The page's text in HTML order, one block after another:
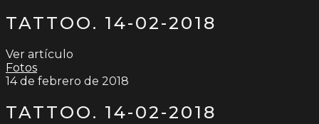
TATTOO. 14-02-2018
Ver artículo
Fotos
14 de febrero de 2018
TATTOO. 14-02-2018